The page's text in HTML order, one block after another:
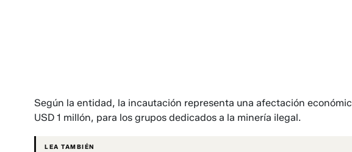
Según la entidad, la incautación representa una afectación
USD 1 millón, para los grupos dedicados a la minería ilegal.
LEA TAMBIÉN